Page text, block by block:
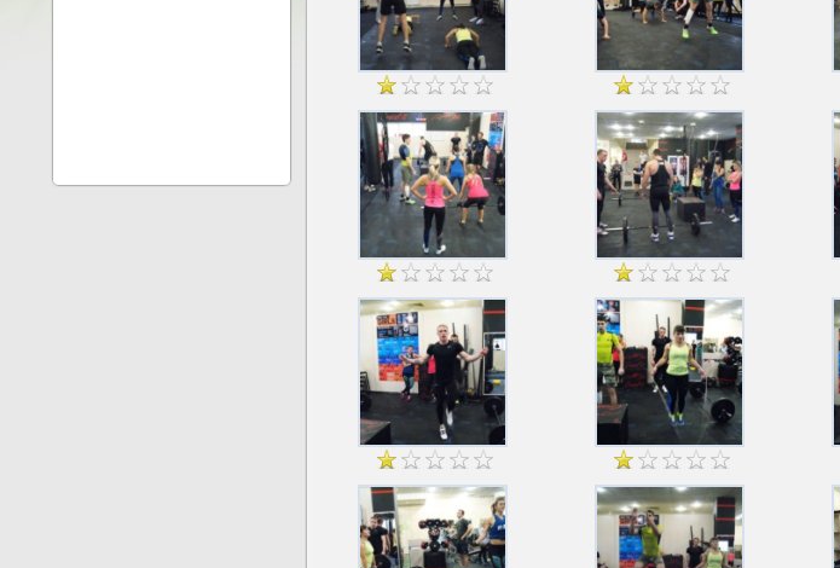
Спортклуб Альтер Эго - соревнования по кроссфиту